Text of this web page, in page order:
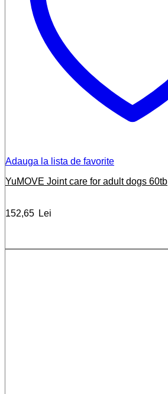
Adauga la lista de favorite
YuMOVE Joint care for adult dogs 60tb
152,65 Lei